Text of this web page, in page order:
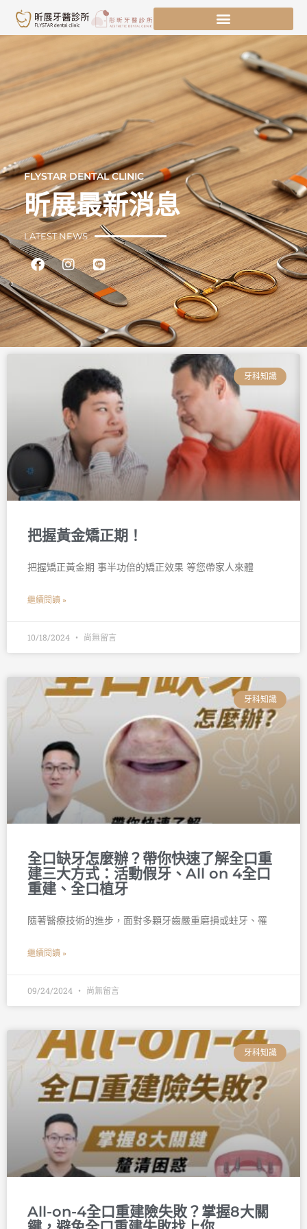
主
容
FLYSTAR DENTAL CLINIC
昕展最新消息
LATEST NEWS
FacebookInstagram
Line
牙科知識
把握黃金矯正期！
把握矯正黃金期 事半功倍的矯正效果 等您帶家人來體
繼續閱讀 »
10/18/2024 尚無留言
牙科知識
全口缺牙怎麼辦？帶你快速了解全口重
建三大方式：活動假牙、All on 4全口
重建、全口植牙
隨著醫療技術的進步，面對多顆牙齒嚴重磨損或蛀牙、罹
繼續閱讀 »
09/24/2024 尚無留言
牙科知識
All-on-4全口重建險失敗？掌握8大關
頁
面
頁
面
頁
面